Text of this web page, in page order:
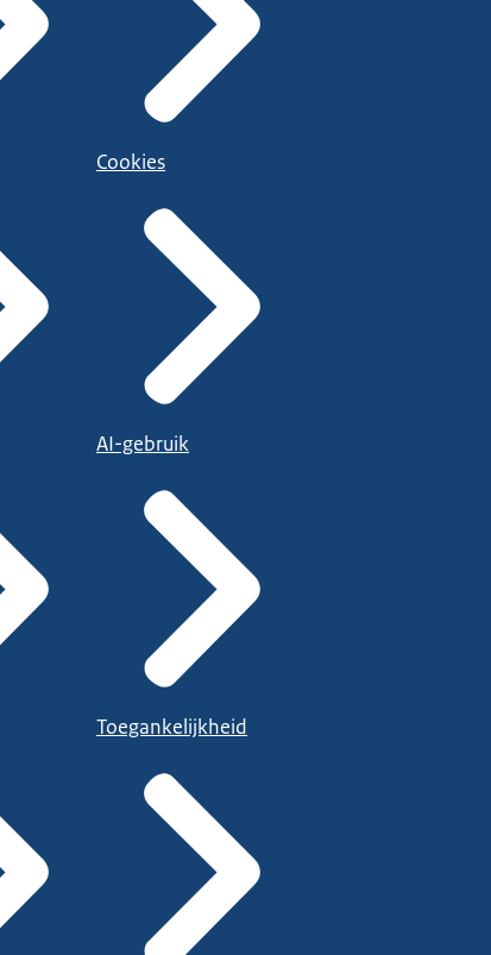
Cookies
AI-gebruik
Toegankelijkheid